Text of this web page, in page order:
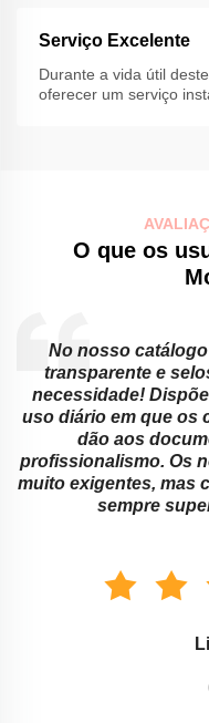
Serviço Excelente
Durante a vida útil
oferecer um serviço
O que os
No nosso
transparente e
necessidade!
uso diário em que os
dão aos
profissionalismo. Os
muito exigentes, mas
sempre